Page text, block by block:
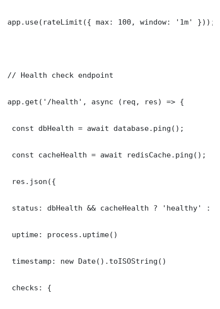
app.use(rateLimit({ max: 100, window: '1m' }));
// Health check endpoint
app.get('/health', async (req, res) => {
const dbHealth = await database.ping();
const cacheHealth = await redisCache.ping();
res.json({
status: dbHealth && cacheHealth ? 'healthy' :
uptime: process.uptime()
timestamp: new Date().toISOString()
checks: {